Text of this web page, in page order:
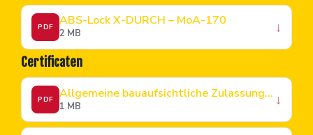
PDF ABS-Lock X-DURCH – MoA-170
2 MB ↓
Certificaten
PDF Allgemeine bauaufsichtliche Zulassung - Z-14.9-688 (08.07.2024)
1 MB ↓